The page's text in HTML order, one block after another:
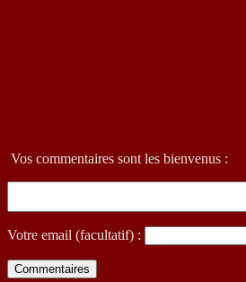
Vos commentaires sont les bienvenus :
Votre email (facultatif) :